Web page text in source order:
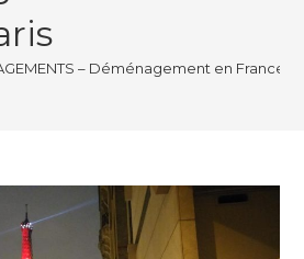
– Déménagement en France